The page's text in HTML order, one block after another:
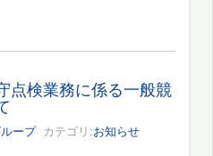
点検業務に係る一般競
ープカテゴリ:お知らせ